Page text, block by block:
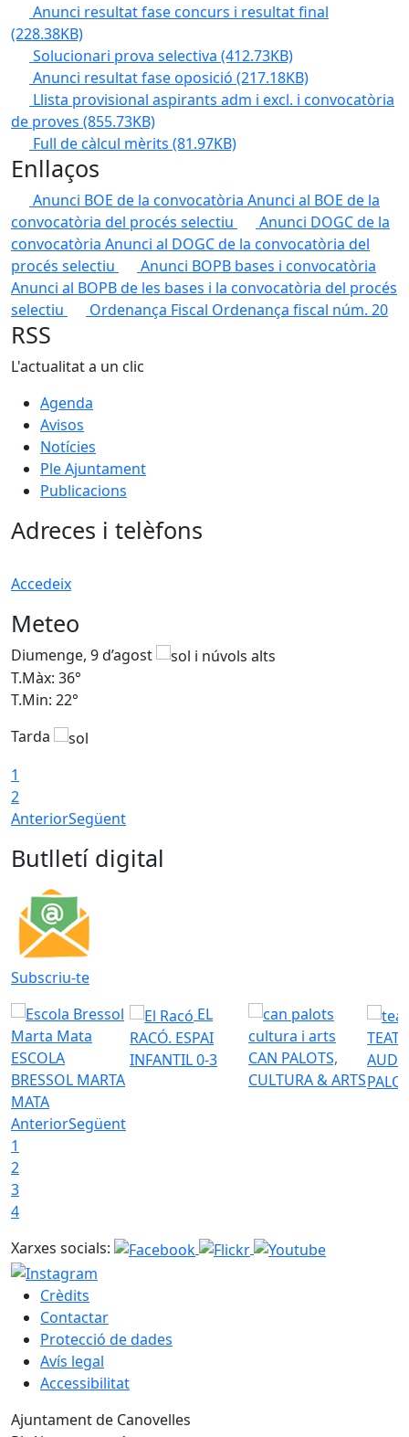
Anunci resultat fase concurs i resultat final
(228.38KB)
Solucionari prova selectiva (412.73KB)
Anunci resultat fase oposició (217.18KB)
Llista provisional aspirants adm i excl. i convocatòria
de proves (855.73KB)
Full de càlcul mèrits (81.97KB)
Enllaços
Anunci BOE de la convocatòria Anunci al BOE de la
convocatòria del procés selectiu
Anunci DOGC de la
convocatòria Anunci al DOGC de la convocatòria del
procés selectiu
Anunci BOPB bases i convocatòria
Anunci al BOPB de les bases i la convocatòria del procés
selectiu
Ordenança Fiscal Ordenança fiscal núm. 20
RSS
L'actualitat a un clic
Agenda
Avisos
Notícies
Ple Ajuntament
Publicacions
Adreces i telèfons
Accedeix
Meteo
Diumenge, 9 d’agost
T.Màx: 36°
T.Min: 22°
Tarda
1
2
AnteriorSegüent
Butlletí digital
Subscriu-te
ESCOLA
BRESSOL MARTA
MATA
EL
RACÓ. ESPAI
INFANTIL 0-3
CAN PALOTS,
CULTURA & ARTS
AnteriorSegüent
1
2
3
4
Xarxes socials:
Crèdits
Contactar
Protecció de dades
Avís legal
Accessibilitat
Ajuntament de Canovelles